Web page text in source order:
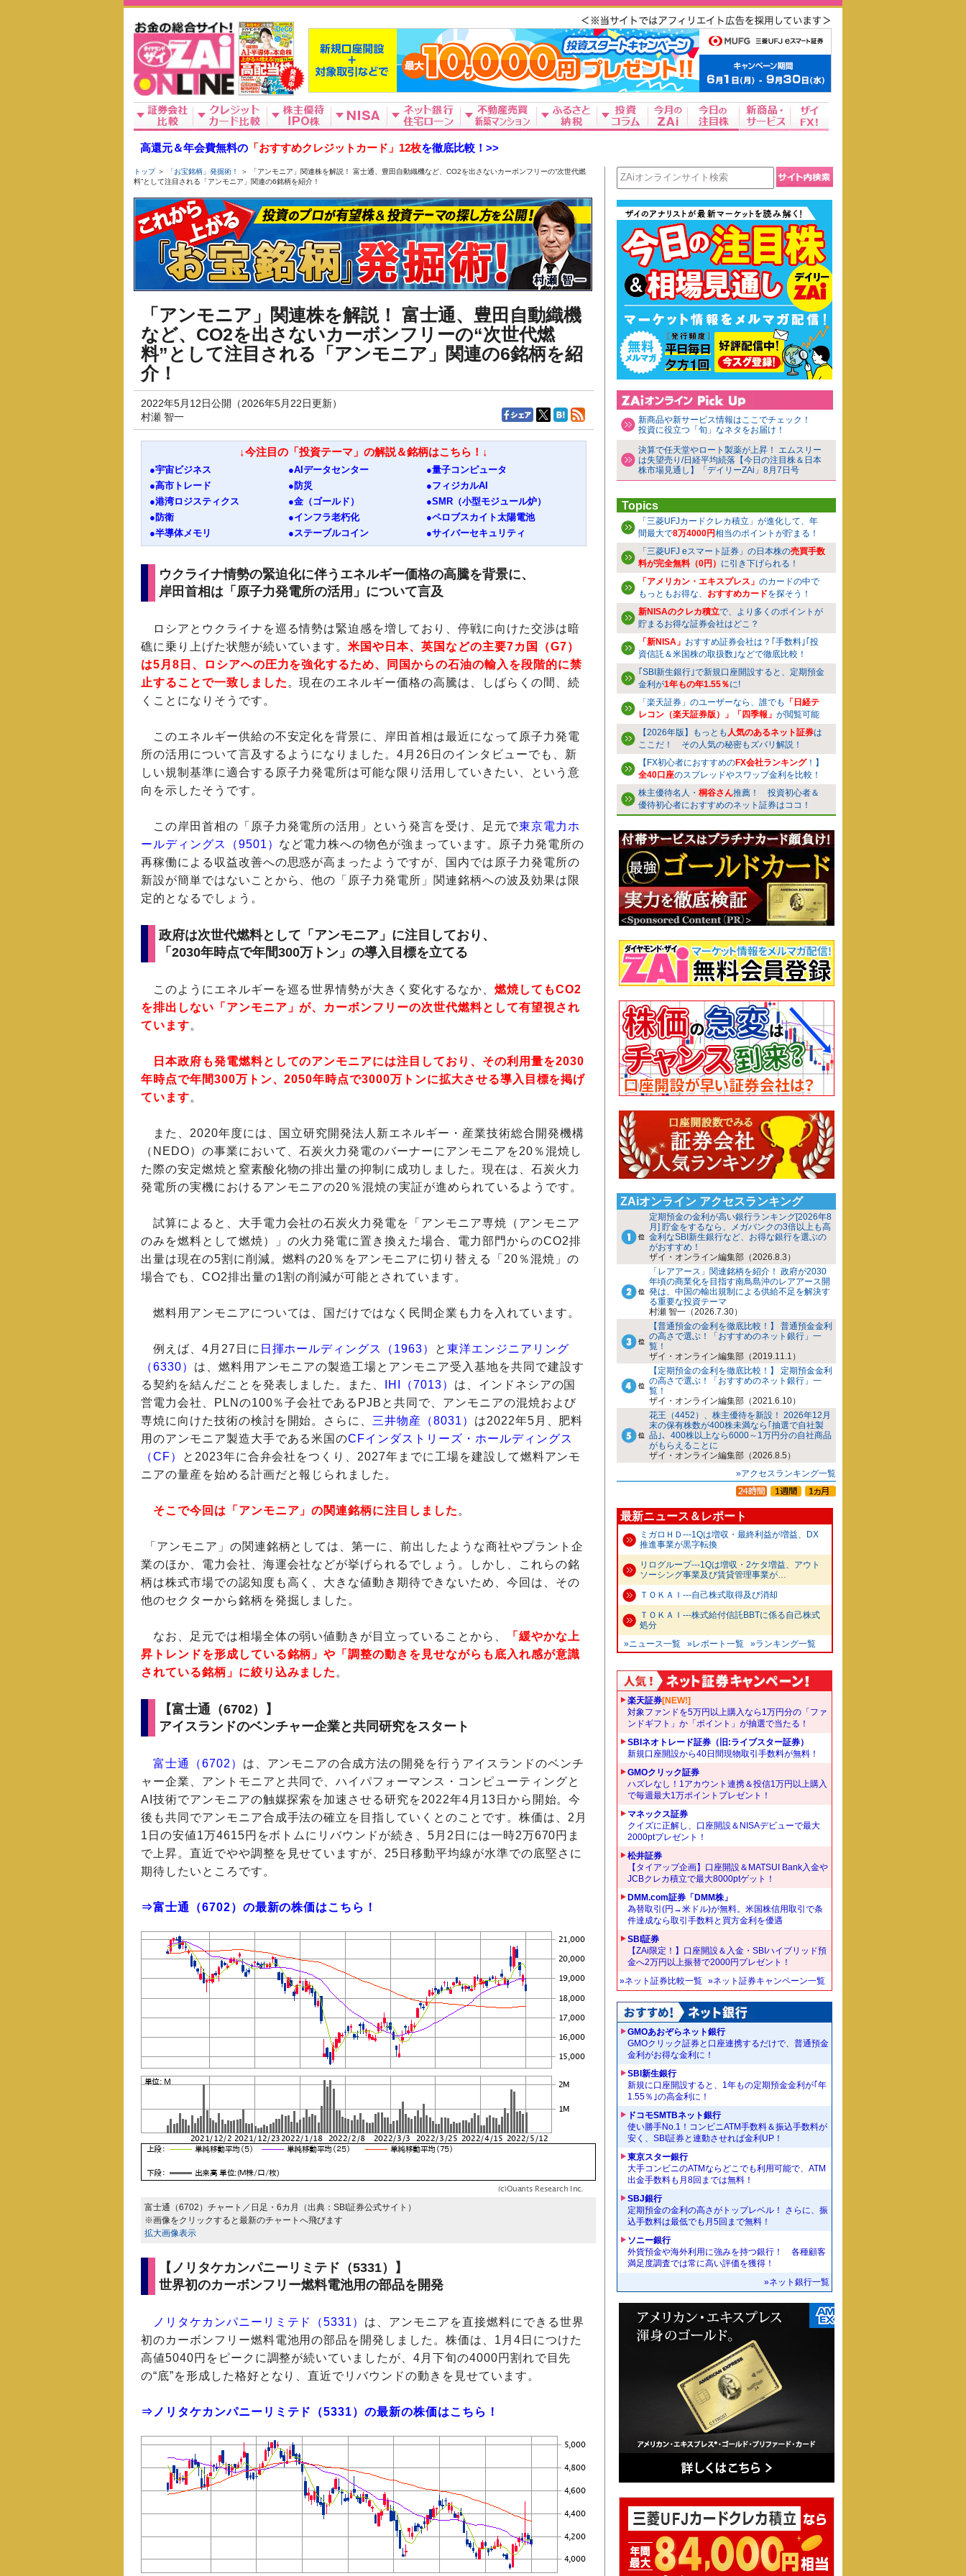
高還元＆年会費無料の 「おすすめクレジットカード」12枚を徹底比較！>>
トップ＞ 「お宝銘柄」発掘術！
＞ 「アンモニア」関連株を解説！ 富士通、豊田自動織機など、CO2を出さないカーボンフリーの“次世代燃
料”として注目される「アンモニア」関連の6銘柄を紹介！
「アンモニア」関連株を解説！ 富士通、豊田自動織機
など、CO2を出さないカーボンフリーの“次世代燃
料”として注目される「アンモニア」関連の6銘柄を紹
介！
2022年5月12日公開（2026年5月22日更新）
村瀬 智一
↓今注目の「投資テーマ」の解説＆銘柄はこちら！↓
●宇宙ビジネス ●AIデータセンター
●量子コンピュータ
●高市トレード
●防災
●フィジカルAI
●港湾ロジスティクス
●金（ゴールド）
●SMR（小型モジュール炉）
●防衛
●インフラ老朽化
●ペロブスカイト太陽電池
●半導体メモリ
●ステーブルコイン ●サイバーセキュリティ
ウクライナ情勢の緊迫化に伴うエネルギー価格の高騰を背景に、
岸田首相は「原子力発電所の活用」について言及
ロシアとウクライナを巡る情勢は緊迫感を増しており、停戦に向けた交渉は暗
礁に乗り上げた状態が続いています。米国や日本、英国などの主要7カ国（G7）
は5月8日、ロシアへの圧力を強化するため、同国からの石油の輸入を段階的に禁
止することで一致しました 。現在のエネルギー価格の高騰は、しばらくの間、続
くことになりそうです。
このエネルギー供給の不安定化を背景に、岸田首相は最近になって原子力発電
所の活用について言及するようになりました。4月26日のインタビューでも、新
しい規制基準に適合する原子力発電所は可能な限り活用していきたい、という意
向を示したそうです。
この岸田首相の「原子力発電所の活用」という発言を受け、足元で東京電力ホ
ールディングス（9501） など電力株への物色が強まっています。原子力発電所の
再稼働による収益改善への思惑が高まったようですが、国内では原子力発電所の
新設が簡単ではないことから、他の「原子力発電所」関連銘柄への波及効果は限
定的となるでしょう。
政府は次世代燃料として「アンモニア」に注目しており、
「2030年時点で年間300万トン」の導入目標を立てる
このようにエネルギーを巡る世界情勢が大きく変化するなか、 燃焼してもCO2
を排出しない「アンモニア」が、カーボンフリーの次世代燃料として有望視され
ています。
日本政府も発電燃料としてのアンモニアには注目しており、その利用量を2030
年時点で年間300万トン、2050年時点で3000万トンに拡大させる導入目標を掲げ
ています。
また、2020年度には、国立研究開発法人新エネルギー・産業技術総合開発機構
（NEDO）の事業において、石炭火力発電のバーナーにアンモニアを20％混焼し
た際の安定燃焼と窒素酸化物の排出量の抑制に成功しました。現在は、石炭火力
発電所の実機におけるアンモニアの20％混焼の実証が進められているようです。
試算によると、大手電力会社の石炭火力発電を「アンモニア専焼（アンモニア
のみを燃料として燃焼）」の火力発電に置き換えた場合、電力部門からのCO2排
出量は現在の5割に削減。燃料の20％をアンモニアに切り替える「20％混焼」の
場合でも、CO2排出量の1割の削減が可能とされています。
燃料用アンモニアについては、国だけではなく民間企業も力を入れています。
例えば、4月27日に 日揮ホールディングス（1963） と 東洋エンジニアリング
（6330） は、燃料用アンモニアの製造工場とアンモニア受入基地を共同で建設す
る契約を結んだことを発表しました。また、
IHI（7013） は、インドネシアの国
営電力会社、PLNの100％子会社であるPJBと共同で、アンモニアの混焼および
専焼に向けた技術の検討を開始。さらに、 三井物産（8031） は2022年5月、肥料
用のアンモニア製造大手である米国のCFインダストリーズ・ホールディングス
（CF）
と2023年に合弁会社をつくり、2027年までに工場を建設して燃料アンモ
ニアの量産を始める計画だと報じられました。
そこで今回は「アンモニア」の関連銘柄に注目しました 。
「アンモニア」の関連銘柄としては、第一に、前出したような商社やプラント企
業のほか、電力会社、海運会社などが挙げられるでしょう。しかし、これらの銘
柄は株式市場での認知度も高く、大きな値動き期待できないため、今回は、その
他のセクターから銘柄を発掘しました。
なお、足元では相場全体の弱い値動きが目立っていることから、
「緩やかな上
昇トレンドを形成している銘柄」や「調整の動きを見せながらも底入れ感が意識
されている銘柄」に絞り込みました 。
【富士通（6702）】
アイスランドのベンチャー企業と共同研究をスタート
富士通（6702） は、アンモニアの合成方法の開発を行うアイスランドのベンチ
ャー企業、アントモニアと共同で、ハイパフォーマンス・コンピューティングと
AI技術でアンモニアの触媒探索を加速させる研究を2022年4月13日から開始。今
後も共同でアンモニア合成手法の確立を目指していくとのことです。株価は、2月
1日の安値1万4615円をボトムにリバウンドが続き、5月2日には一時2万670円ま
で上昇。直近でやや調整を見せていますが、25日移動平均線が水準での底堅さに
期待したいところです。
⇒富士通（6702）の最新の株価はこちら！
富士通（6702）チャート／日足・6カ月（出典：SBI証券公式サイト）
※画像をクリックすると最新のチャートへ飛びます
拡大画像表示
【ノリタケカンパニーリミテド（5331）】
世界初のカーボンフリー燃料電池用の部品を開発
ノリタケカンパニーリミテド（5331） は、アンモニアを直接燃料にできる世界
初のカーボンフリー燃料電池用の部品を開発しました。株価は、1月4日につけた
高値5040円をピークに調整が続いていましたが、4月下旬の4000円割れで目先
の“底”を形成した格好となり、直近でリバウンドの動きを見せています。
⇒ノリタケカンパニーリミテド（5331）の最新の株価はこちら！
新商品や新サービス情報はここでチェック！
投資に役立つ「旬」なネタをお届け！
決算で任天堂やロート製薬が上昇！ エムスリー
は失望売り/日経平均続落【今日の注目株＆日本
株市場見通し】「デイリーZAi」8月7日号
Topics
「三菱UFJカードクレカ積立」が進化して、年
間最大で8万4000円相当のポイントが貯まる！
「三菱UFJ eスマート証券」の日本株の売買手数
料が完全無料（0円） に引き下げられる！
「アメリカン・エキスプレス」 のカードの中で
もっともお得な、 おすすめカードを探そう！
新NISAのクレカ積立で、より多くのポイントが
貯まるお得な証券会社はどこ？
「新NISA」 おすすめ証券会社は？｢手数料｣｢投
資信託＆米国株の取扱数｣などで徹底比較！
｢SBI新生銀行｣で新規口座開設すると、定期預金
金利が1年もの年1.55％に!
「楽天証券」のユーザーなら、誰でも
「日経テ
レコン（楽天証券版）」「四季報」 が閲覧可能
【2026年版】もっとも 人気のあるネット証券は
ここだ！ その人気の秘密もズバリ解説！
【FX初心者におすすめのFX会社ランキング！】
全40口座のスプレッドやスワップ金利を比較！
株主優待名人・ 桐谷さん推薦！ 投資初心者＆
優待初心者におすすめのネット証券はココ！
ZAiオンライン アクセスランキング
定期預金の金利が高い銀行ランキング[2026年8
月] 貯金をするなら、メガバンクの3倍以上も高
金利なSBI新生銀行など、お得な銀行を選ぶの
がおすすめ！
ザイ・オンライン編集部（2026.8.3）
「レアアース」関連銘柄を紹介！ 政府が2030
年頃の商業化を目指す南鳥島沖のレアアース開
発は、中国の輸出規制による供給不足を解決す
る重要な投資テーマ
村瀬 智一（2026.7.30）
【普通預金の金利を徹底比較！】 普通預金金利
の高さで選ぶ！「おすすめのネット銀行」一
覧！
ザイ・オンライン編集部（2019.11.1）
【定期預金の金利を徹底比較！】 定期預金金利
の高さで選ぶ！「おすすめのネット銀行」一
覧！
ザイ・オンライン編集部（2021.6.10）
花王（4452）、株主優待を新設！ 2026年12月
末の保有株数が400株未満なら｢抽選で自社製
品｣、400株以上なら6000～1万円分の自社商品
がもらえることに
ザイ・オンライン編集部（2026.8.5）
»アクセスランキング一覧
最新ニュース＆レポート
ミガロＨＤ---1Qは増収・最終利益が増益、DX
推進事業が黒字転換
リログループ---1Qは増収・2ケタ増益、アウト
ソーシング事業及び賃貸管理事業が…
ＴＯＫＡＩ---自己株式取得及び消却
ＴＯＫＡＩ---株式給付信託BBTに係る自己株式
処分
»ニュース一覧
»レポート一覧 »ランキング一覧
楽天証券[NEW!]
対象ファンドを5万円以上購入なら1万円分の「ファ
ンドギフト」か「ポイント」が抽選で当たる！
SBIネオトレード証券（旧:ライブスター証券）
新規口座開設から40日間現物取引手数料が無料！
GMOクリック証券
ハズレなし！1アカウント連携＆投信1万円以上購入
で毎週最大1万ポイントプレゼント！
マネックス証券
クイズに正解し、口座開設＆NISAデビューで最大
2000ptプレゼント！
松井証券
【タイアップ企画】口座開設＆MATSUI Bank入金や
JCBクレカ積立で最大8000ptゲット！
DMM.com証券「DMM株」
為替取引(円→米ドル)が無料。米国株信用取引で条
件達成なら取引手数料と買方金利を優遇
SBI証券
【ZAi限定！】口座開設＆入金・SBIハイブリッド預
金へ2万円以上振替で2000円プレゼント！
»ネット証券比較一覧 »ネット証券キャンペーン一覧
GMOあおぞらネット銀行
GMOクリック証券と口座連携するだけで、普通預金
金利がお得な金利に！
SBI新生銀行
新規に口座開設すると、1年もの定期預金金利が｢年
1.55％｣の高金利に！
ドコモSMTBネット銀行
使い勝手No.1！コンビニATM手数料＆振込手数料が
安く、SBI証券と連動させれば金利UP！
東京スター銀行
大手コンビニのATMならどこでも利用可能で、ATM
出金手数料も月8回までは無料！
SBJ銀行
定期預金の金利の高さがトップレベル！ さらに、振
込手数料は最低でも月5回まで無料！
ソニー銀行
外貨預金や海外利用に強みを持つ銀行！ 各種顧客
満足度調査では常に高い評価を獲得！
»ネット銀行一覧